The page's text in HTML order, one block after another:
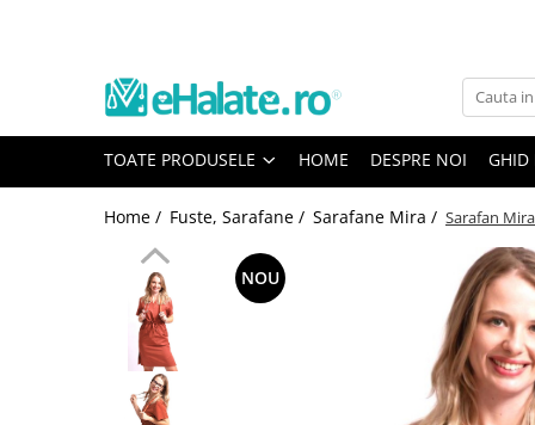
Toate Produsele
Bluze Unisex
Bluze unisex cu imprimeuri
Bluze medicale uni
Halate medicale
TOATE PRODUSELE HOME DESPRE NOI GHID
Home / Fuste, Sarafane / Sarafane Mira / Sarafan
NOU